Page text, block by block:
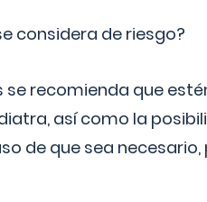
considera de riesgo?
se recomienda que
así como la
de que sea